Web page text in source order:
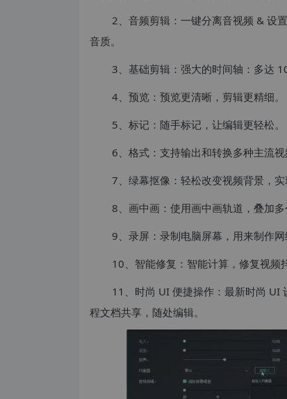
2、音频剪辑：一键分离音视频 & 设
音质。
3、基础剪辑：强大的时间轴：多达
4、预览：预览更清晰，剪辑更精细。
5、标记：随手标记，让编辑更轻松。
6、格式：支持输出和转换多种主流
7、绿幕抠像：轻松改变视频背景，实
8、画中画：使用画中画轨道，叠加多
9、录屏：录制电脑屏幕，用来制作网
10、智能修复：智能计算，修复视频
11、时尚 UI 便捷操作：最新时尚 UI
程文档共享，随处编辑。